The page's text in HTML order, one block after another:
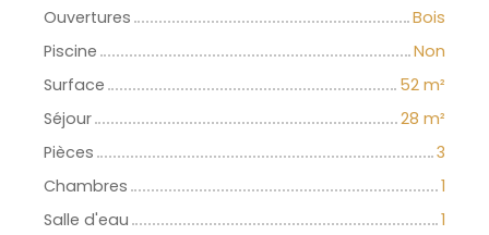
Ouvertures
Bois
Piscine
Non
Surface
52 m²
Séjour
28 m²
Pièces
3
Chambres
1
Salle d'eau
1